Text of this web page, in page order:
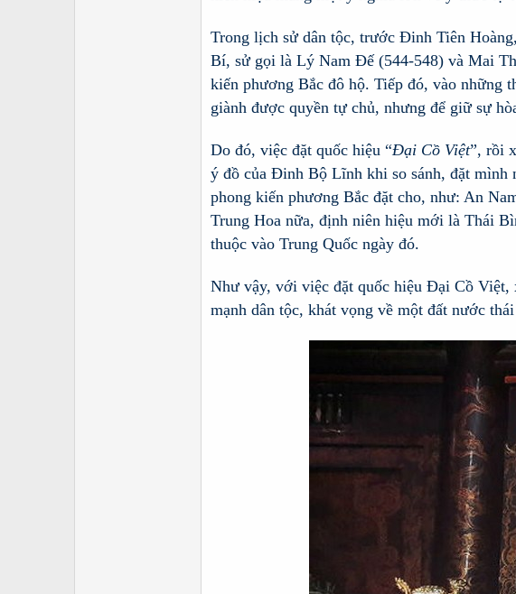
Trong lịch sử dân tộc, trước Đinh Tiên
Bí, sử gọi là Lý Nam Đế (544-548) và Mai
kiến phương Bắc đô hộ. Tiếp đó, vào những
giành được quyền tự chủ, nhưng để giữ sự
Do đó, việc đặt quốc hiệu “Đại Cồ Việt”, rồi
ý đồ của Đinh Bộ Lĩnh khi so sánh, đặt mình
phong kiến phương Bắc đặt cho, như: An
Trung Hoa nữa, định niên hiệu mới là Thái
thuộc vào Trung Quốc ngày đó.
Như vậy, với việc đặt quốc hiệu Đại Cồ Việt,
mạnh dân tộc, khát vọng về một đất nước